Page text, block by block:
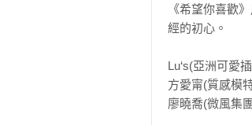
《希望你喜歡
經的初心。
Lu‘s(亞洲可愛
方愛甯(質感模
廖曉喬(微風集